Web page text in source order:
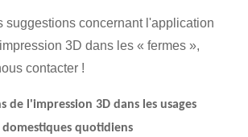
suggestions concernant l'application
3D dans les « fermes »,
contacter !
de l'impression 3D dans les usages
domestiques quotidiens